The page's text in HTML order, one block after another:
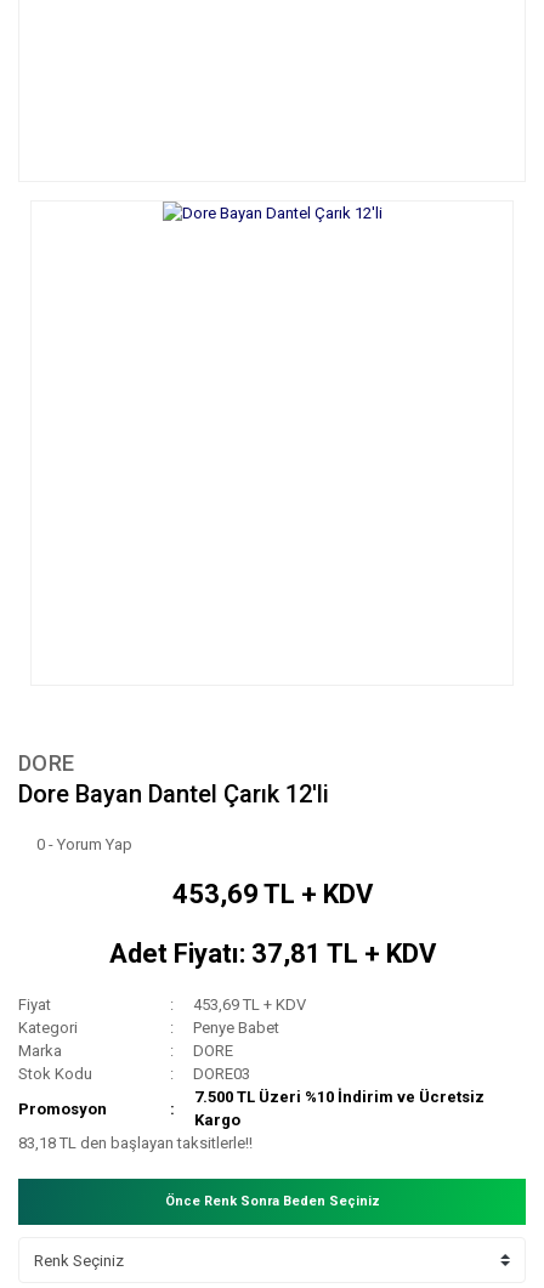
DORE
Dore Bayan Dantel Çarık 12'li
0 - Yorum Yap
453,69 TL + KDV
Adet Fiyatı: 37,81 TL + KDV
Fiyat
453,69 TL + KDV
Kategori
Penye Babet
Marka
DORE
Stok Kodu
DORE03
Promosyon
7.500 TL Üzeri %10 İndirim ve Ücretsiz
Kargo
83,18 TL den başlayan taksitlerle!!
Önce Renk Sonra Beden Seçiniz